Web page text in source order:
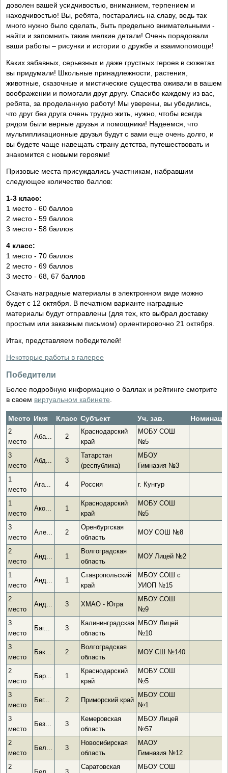
доволен вашей усидчивостью, вниманием, терпением и
находчивостью! Вы, ребята, постарались на славу, ведь так
много нужно было сделать, быть предельно внимательными -
найти и запомнить такие мелкие детали! Очень порадовали
ваши работы – рисунки и истории о дружбе и взаимопомощи!
Каких забавных, серьезных и даже грустных героев в сюжетах
вы придумали! Школьные принадлежности, растения,
животные, сказочные и мистические существа оживали в вашем
воображении и помогали друг другу. Спасибо каждому из вас,
ребята, за проделанную работу! Мы уверены, вы убедились,
что друг без друга очень трудно жить, нужно, чтобы всегда
рядом были верные друзья и помощники! Надеемся, что
мультипликационные друзья будут с вами еще очень долго, и
вы будете чаще навещать страну детства, путешествовать и
знакомится с новыми героями!
Призовые места присуждались участникам, набравшим
следующее количество баллов:
1-3 класс:
1 место - 60 баллов
2 место - 59 баллов
3 место - 58 баллов
4 класс:
1 место - 70 баллов
2 место - 69 баллов
3 место - 68, 67 баллов
Скачать наградные материалы в электронном виде можно
будет с 12 октября. В печатном варианте наградные
материалы будут отправлены (для тех, кто выбрал доставку
простым или заказным письмом) ориентировочно 21 октября.
Итак, представляем победителей!
Некоторые работы в галерее
Победители
Более подробную информацию о баллах и рейтинге смотрите
в своем виртуальном кабинете.
Место Имя Класс Субъект Уч. зав.
2
место
Аба... 2
Краснодарский
край
МОБУ СОШ
№5
3
место
Абд... 3
Татарстан
(республика)
МБОУ
Гимназия №3
1
место
Ага... 4 Россия г. Кунгур
1
место
Ако... 1
Краснодарский
край
МОБУ СОШ
№5
3
место
Але... 2
Оренбургская
область
МОУ СОШ №8
2
место
Анд... 1
Волгоградская
область
МОУ Лицей №2
1
место
Анд... 1
Ставропольский
край
МБОУ СОШ с
УИОП №15
2
место
Анд... 3 ХМАО - Югра
МБОУ СОШ
№9
3
место
Баг... 3
Калининградская
область
МБОУ Лицей
№10
3
место
Бак... 2
Волгоградская
область
МОУ СШ №140
2
место
Бар... 1
Краснодарский
край
МОБУ СОШ
№5
3
место
Бег... 2 Приморский край
МБОУ СОШ
№1
3
место
Без... 3
Кемеровская
область
МБОУ Лицей
№57
2
место
Бел... 3
Новосибирская
область
МАОУ
Гимназия №12
2
Саратовская МБОУ СОШ